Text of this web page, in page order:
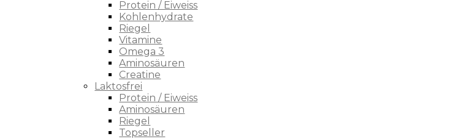
Protein / Eiweiss
Kohlenhydrate
Riegel
Vitamine
Omega 3
Aminosäuren
Creatine
Laktosfrei
Protein / Eiweiss
Aminosäuren
Riegel
Topseller